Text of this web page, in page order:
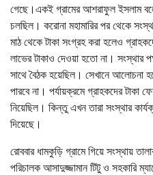
গেছে।একই গ্রামের আশরাফুল ইসলাম
চলছিল। করোনা মহামারির পর থেকে
মাঠ থেকে টাকা সংগ্রহ করা হলেও
লাভের টাকাও দেওয়া হতো না। সংস্থার
সাথে বৈঠক হয়েছিল। সেখানে আলোচনা
পারবে না। পর্যায়ক্রমে গ্রাহকদের টাকা
নিয়েছিল। কিন্তু এখন তারা সংস্থার
দিয়েছে।
রোববার ধামকুড়ি গ্রামে গিয়ে সংস্থায়
পরিচালক আসাদুজ্জামান টিটু ও সহকারি